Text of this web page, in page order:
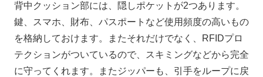
背中クッション部には、隠しポケットが2つあります。
鍵、スマホ、財布、パスポートなど使用頻度の高いもの
を格納しておけます。またそれだけでなく、RFIDプロ
テクションがついているので、スキミングなどから完全
に守ってくれます。またジッパーも、引手をループに戻